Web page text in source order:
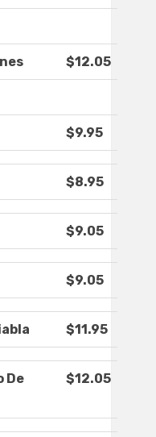
$12.05
$9.95
$8.95
$9.05
$9.05
$11.95
De
$12.05